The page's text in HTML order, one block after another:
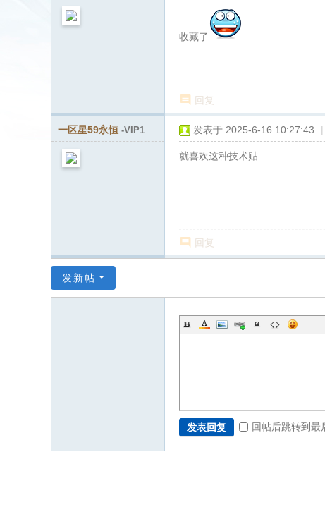
收藏了
回复
一区星59永恒 -VIP1 发表于 2025-6-16 10:27:43 |
就喜欢这种技术贴
回复
发新帖
发表回复 回帖后跳转到最